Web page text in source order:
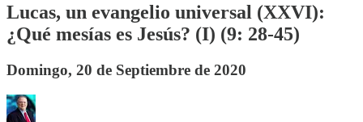
Lucas, un evangelio universal (XXVI):
¿Qué mesías es Jesús? (I) (9: 28-45)
Domingo, 20 de Septiembre de 2020